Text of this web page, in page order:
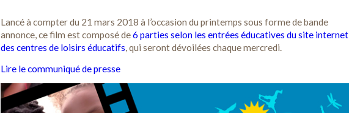
Lancé à compter du 21 mars 2018 à l’occasion du printemps sous forme de bande
annonce, ce film est composé de6 parties selon les entrées éducatives du site internet
des centres de loisirs éducatifs, qui seront dévoilées chaque mercredi.
Lire le communiqué de presse